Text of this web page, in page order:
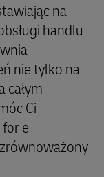
na
handlu
nie tylko na
całym
Ci
e-